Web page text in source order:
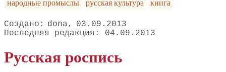
народные промыслы
русская культура книга
dona
03.09.2013
04.09.2013
Русская роспись